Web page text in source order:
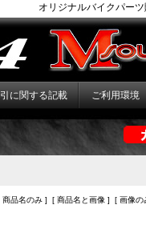
オリジナルバイクパー
に関する記載 ご利用環境
商品名のみ ] [ 商品名と画像 ] [ 画像の